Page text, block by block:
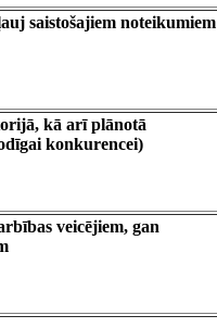
saistošajiem noteikumiem
kā arī plānotā
konkurencei)
veicējiem, gan